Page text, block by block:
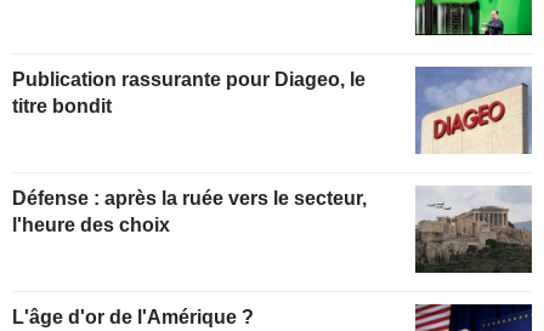
Publication rassurante pour Diageo, le
titre bondit
Défense : après la ruée vers le secteur,
l'heure des choix
L'âge d'or de l'Amérique ?